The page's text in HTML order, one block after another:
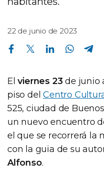
22 de junio de 2023
Compartir en Facebook Compartir en Twitter Compartir en Linkedin Compartir en Whatsapp
Elviernes 23 de junio
piso delCentro
525, ciudad de
un nuevo encuentro
el que se recorrerá la
con la guia de su
Alfonso.